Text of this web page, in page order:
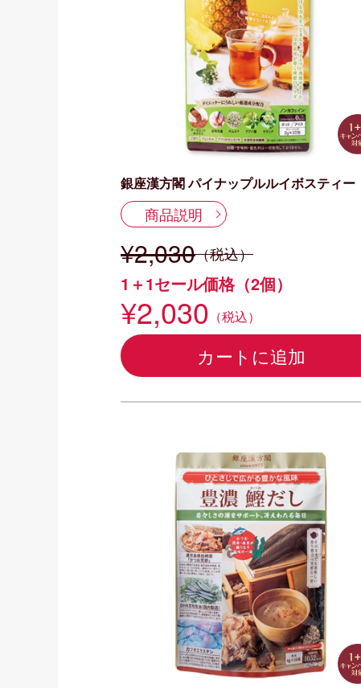
銀座漢方閣 パイナップルルイボスティー
商品説明
¥2,030（税込）
1＋1セール価格（2個）
¥2,030 （税込）
カートに追加